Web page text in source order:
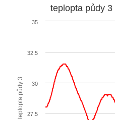
teplopta půdy 3
teplopta půdy 3
30
27.5
32.5
35